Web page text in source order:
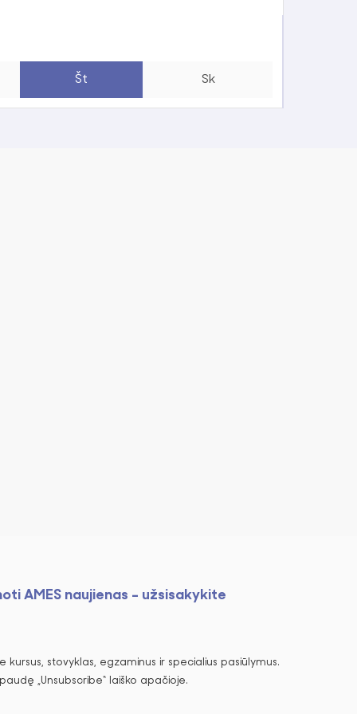
Št Sk
AMES naujienas - užsisakykite
stovyklas, egzaminus ir specialius pasiūlymus.
„Unsubscribe“ laiško apačioje.